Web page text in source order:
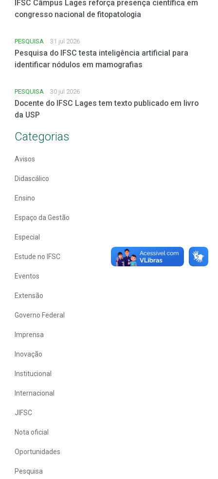
IFSC Câmpus Lages reforça presença científica em
congresso nacional de fitopatologia
PESQUISA 31 jul 2026
Pesquisa do IFSC testa inteligência artificial para
identificar nódulos em mamografias
PESQUISA 30 jul 2026
Docente do IFSC Lages tem texto publicado em livro
da USP
Categorias
Avisos
Didascálico
Ensino
Espaço da Gestão
Especial
Estude no IFSC
Eventos
Extensão
Governo Federal
Imprensa
Inovação
Institucional
Internacional
JIFSC
Nota oficial
Oportunidades
Pesquisa